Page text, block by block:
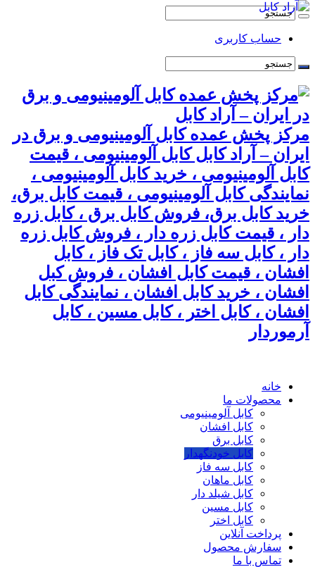
حساب کاربری
مرکز پخش عمده کابل آلومینیومی و برق در
ایران – آراد کابل کابل آلومینیومی ، قیمت
کابل آلومینیومی ، خرید کابل آلومینیومی ،
نمایندگی کابل آلومینیومی ، قیمت کابل برق،
خرید کابل برق، فروش کابل برق ، کابل زره
دار ، قیمت کابل زره دار ، فروش کابل زره
دار ، کابل سه فاز ، کابل تک فاز ، کابل
افشان ، قیمت کابل افشان ، فروش کبل
افشان ، خرید کابل افشان ، نمایندگی کابل
افشان ، کابل اختر ، کابل مسین ، کابل
آرموردار
خانه
محصولات ما
کابل آلومینیومی
کابل افشان
کابل برق
کابل خودنگهدار
کابل سه فاز
کابل ماهان
کابل شیلد دار
کابل مسین
کابل اختر
پرداخت آنلاین
سفارش محصول
تماس با ما